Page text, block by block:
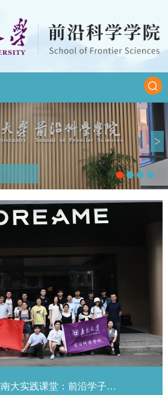
>
从清华“天空工场”到南大实践课堂：前沿学子走进追觅科技探秘“新质生产力”